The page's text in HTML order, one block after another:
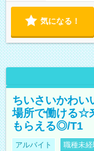
気になる！
ちいさいかわい
場所で働ける☆
もらえる◎/T1
アルバイト 職種未